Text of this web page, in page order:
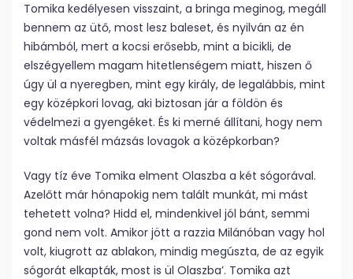
Tomika kedélyesen visszaint, a bringa meginog, megáll
bennem az ütő, most lesz baleset, és nyilván az én
hibámból, mert a kocsi erősebb, mint a bicikli, de
elszégyellem magam hitetlenségem miatt, hiszen ő
úgy ül a nyeregben, mint egy király, de legalábbis, mint
egy középkori lovag, aki biztosan jár a földön és
védelmezi a gyengéket. És ki merné állítani, hogy nem
voltak másfél mázsás lovagok a középkorban?
Vagy tíz éve Tomika elment Olaszba a két sógorával.
Azelőtt már hónapokig nem talált munkát, mi mást
tehetett volna? Hidd el, mindenkivel jól bánt, semmi
gond nem volt. Amikor jött a razzia Milánóban vagy hol
volt, kiugrott az ablakon, mindig megúszta, de az egyik
sógorát elkapták, most is ül Olaszba’. Tomika azt